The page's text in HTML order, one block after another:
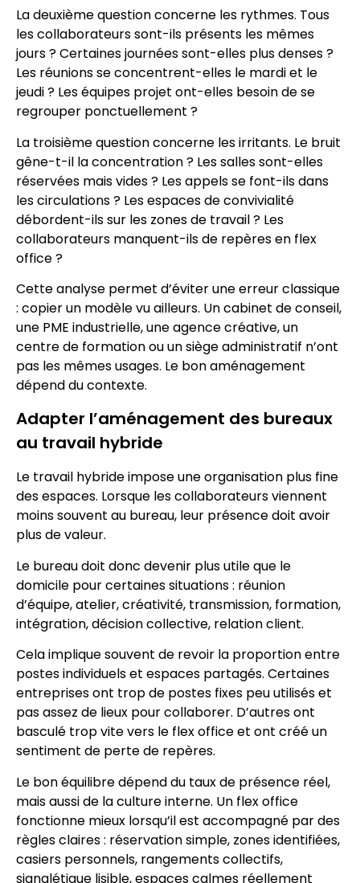
La deuxième question concerne les rythmes. Tous
les collaborateurs sont-ils présents les mêmes
jours ? Certaines journées sont-elles plus denses ?
Les réunions se concentrent-elles le mardi et le
jeudi ? Les équipes projet ont-elles besoin de se
regrouper ponctuellement ?
La troisième question concerne les irritants. Le bruit
gêne-t-il la concentration ? Les salles sont-elles
réservées mais vides ? Les appels se font-ils dans
les circulations ? Les espaces de convivialité
débordent-ils sur les zones de travail ? Les
collaborateurs manquent-ils de repères en flex
office ?
Cette analyse permet d’éviter une erreur classique
: copier un modèle vu ailleurs. Un cabinet de conseil,
une PME industrielle, une agence créative, un
centre de formation ou un siège administratif n’ont
pas les mêmes usages. Le bon aménagement
dépend du contexte.
Adapter l’aménagement des bureaux
au travail hybride
Le travail hybride impose une organisation plus fine
des espaces. Lorsque les collaborateurs viennent
moins souvent au bureau, leur présence doit avoir
plus de valeur.
Le bureau doit donc devenir plus utile que le
domicile pour certaines situations : réunion
d’équipe, atelier, créativité, transmission, formation,
intégration, décision collective, relation client.
Cela implique souvent de revoir la proportion entre
postes individuels et espaces partagés. Certaines
entreprises ont trop de postes fixes peu utilisés et
pas assez de lieux pour collaborer. D’autres ont
basculé trop vite vers le flex office et ont créé un
sentiment de perte de repères.
Le bon équilibre dépend du taux de présence réel,
mais aussi de la culture interne. Un flex office
fonctionne mieux lorsqu’il est accompagné par des
règles claires : réservation simple, zones identifiées,
casiers personnels, rangements collectifs,
signalétique lisible, espaces calmes réellement